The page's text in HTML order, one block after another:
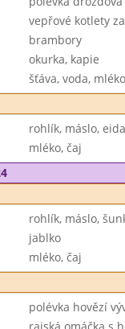
vepřové kotlety
brambory
okurka, kapie
šťáva, voda, mléko
rohlík, máslo,
mléko, čaj
rohlík, máslo,
jablko
mléko, čaj
polévka hovězí